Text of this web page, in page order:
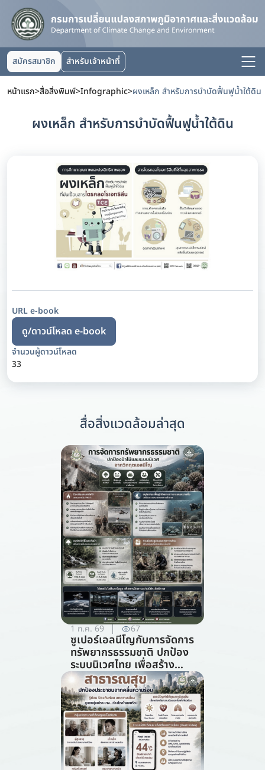
สมัครสมาชิก สำหรับเจ้าหน้าที่
หน้าแรก>สื่อสิ่งพิมพ์>Infographic>ผงเหล็ก สำหรับการบำบัดฟื้นฟูน้ำใต้ดิน
ผงเหล็ก สำหรับการบำบัดฟื้นฟูน้ำใต้ดิน
URL e-book
ดู/ดาวน์โหลด e-book
จำนวนผู้ดาวน์โหลด
33
สื่อสิ่งแวดล้อมล่าสุด
1 ก.ค. 69 67
ซูเปอร์เอลนีโญกับการจัดการ
ทรัพยากรธรรมชาติ ปกป้อง
ระบบนิเวศไทย เพื่อสร้าง
ภูมิคุ้มกันต่อวิกฤตภูมิอากาศ
(สาขาการจัดการ
ทรัพยากรธรรมชาติ)